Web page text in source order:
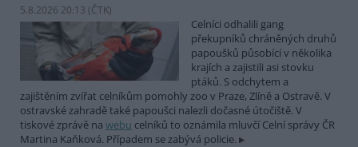
5.8.2026 20:13 (ČTK)
Celníci odhalili gang
překupníků chráněných druhů
papoušků působící v několika
krajích a zajistili asi stovku
ptáků. S odchytem a
zajištěním zvířat celníkům pomohly zoo v Praze, Zlíně a Ostravě. V
ostravské zahradě také papoušci nalezli dočasné útočiště. V
tiskové zprávě na webu celníků to oznámila mluvčí Celní správy ČR
Martina Kaňková. Případem se zabývá policie.